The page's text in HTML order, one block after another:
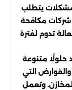
يتطلب
شركات مكافحة
تدوم لفترة
حلولًا متنوعة
التي
وتعمل